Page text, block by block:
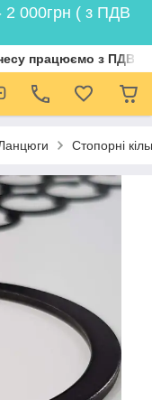
2 000грн ( з ПДВ
працюємо з ПДВ
Стопорні